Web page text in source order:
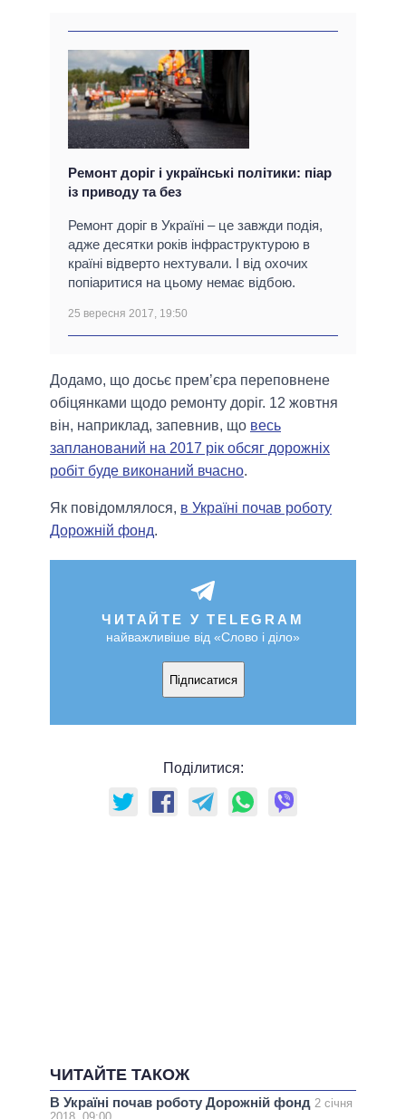
Ремонт доріг і українські політики: піар
із приводу та без
Ремонт доріг в Україні – це завжди подія,
адже десятки років інфраструктурою в
країні відверто нехтували. І від охочих
попіаритися на цьому немає відбою.
25 вересня 2017, 19:50
Додамо, що досьє прем’єра переповнене
обіцянками щодо ремонту доріг. 12 жовтня
він, наприклад, запевнив, що весь
запланований на 2017 рік обсяг дорожніх
робіт буде виконаний вчасно.
Як повідомлялося, в Україні почав роботу
Дорожній фонд.
ЧИТАЙТЕ У TELEGRAM
найважливіше від «Слово і діло»
Підписатися
Поділитися:
ЧИТАЙТЕ ТАКОЖ
В Україні почав роботу Дорожній фонд 2 січня